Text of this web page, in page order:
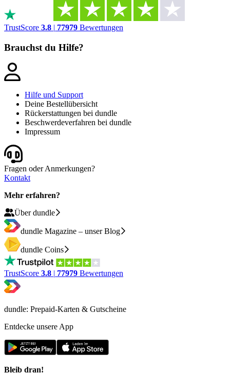
TrustScore 3.8 | 77979 Bewertungen
Brauchst du Hilfe?
Hilfe und Support
Deine Bestellübersicht
Rückerstattungen bei dundle
Beschwerdeverfahren bei dundle
Impressum
Fragen oder Anmerkungen?
Kontakt
Mehr erfahren?
Über dundle
dundle Magazine – unser Blog
dundle Coins
TrustScore 3.8 | 77979 Bewertungen
dundle: Prepaid-Karten & Gutscheine
Entdecke unsere App
Bleib dran!